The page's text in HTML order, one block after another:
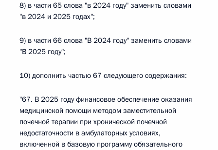
8) в части 65 слова "в 2024 году" заменить словами
"в 2024 и 2025 годах";
9) в части 66 слова "В 2024 году" заменить словами
"В 2025 году";
10) дополнить частью 67 следующего содержания:
"67. В 2025 году финансовое обеспечение оказания
медицинской помощи методом заместительной
почечной терапии при хронической почечной
недостаточности в амбулаторных условиях,
включенной в базовую программу обязательного